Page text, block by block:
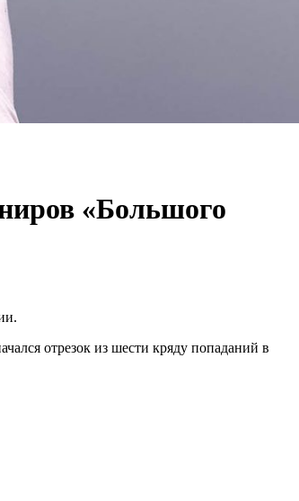
«Большого
отрезок из шести кряду попаданий в